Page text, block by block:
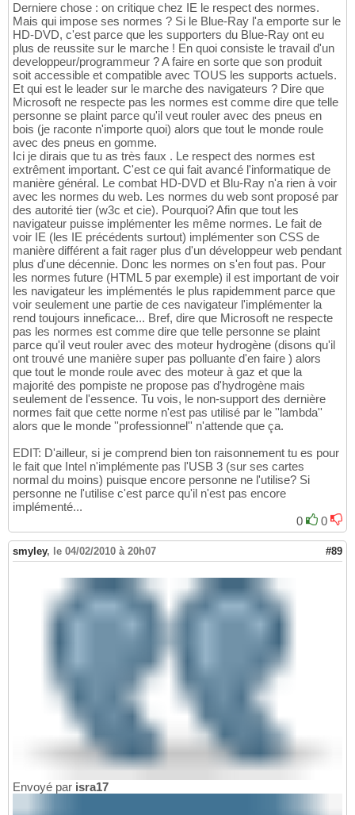
Derniere chose : on critique chez IE le respect des normes.
Mais qui impose ses normes ? Si le Blue-Ray l'a emporte sur le
HD-DVD, c'est parce que les supporters du Blue-Ray ont eu
plus de reussite sur le marche ! En quoi consiste le travail d'un
developpeur/programmeur ? A faire en sorte que son produit
soit accessible et compatible avec TOUS les supports actuels.
Et qui est le leader sur le marche des navigateurs ? Dire que
Microsoft ne respecte pas les normes est comme dire que telle
personne se plaint parce qu'il veut rouler avec des pneus en
bois (je raconte n'importe quoi) alors que tout le monde roule
avec des pneus en gomme.
Ici je dirais que tu as très faux . Le respect des normes est
extrêment important. C'est ce qui fait avancé l'informatique de
manière général. Le combat HD-DVD et Blu-Ray n'a rien à voir
avec les normes du web. Les normes du web sont proposé par
des autorité tier (w3c et cie). Pourquoi? Afin que tout les
navigateur puisse implémenter les même normes. Le fait de
voir IE (les IE précédents surtout) implémenter son CSS de
manière différent a fait rager plus d'un développeur web pendant
plus d'une décennie. Donc les normes on s'en fout pas. Pour
les normes future (HTML 5 par exemple) il est important de voir
les navigateur les implémentés le plus rapidemment parce que
voir seulement une partie de ces navigateur l'implémenter la
rend toujours inneficace... Bref, dire que Microsoft ne respecte
pas les normes est comme dire que telle personne se plaint
parce qu'il veut rouler avec des moteur hydrogène (disons qu'il
ont trouvé une manière super pas polluante d'en faire ) alors
que tout le monde roule avec des moteur à gaz et que la
majorité des pompiste ne propose pas d'hydrogène mais
seulement de l'essence. Tu vois, le non-support des dernière
normes fait que cette norme n'est pas utilisé par le ''lambda''
alors que le monde ''professionnel'' n'attende que ça.
EDIT: D'ailleur, si je comprend bien ton raisonnement tu es pour
le fait que Intel n'implémente pas l'USB 3 (sur ses cartes
normal du moins) puisque encore personne ne l'utilise? Si
personne ne l'utilise c'est parce qu'il n'est pas encore
implémenté...
0
0
smyley, le 04/02/2010 à 20h07 #89
Envoyé par isra17